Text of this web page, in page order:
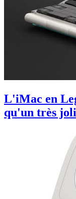
L'iMac en
qu'un très